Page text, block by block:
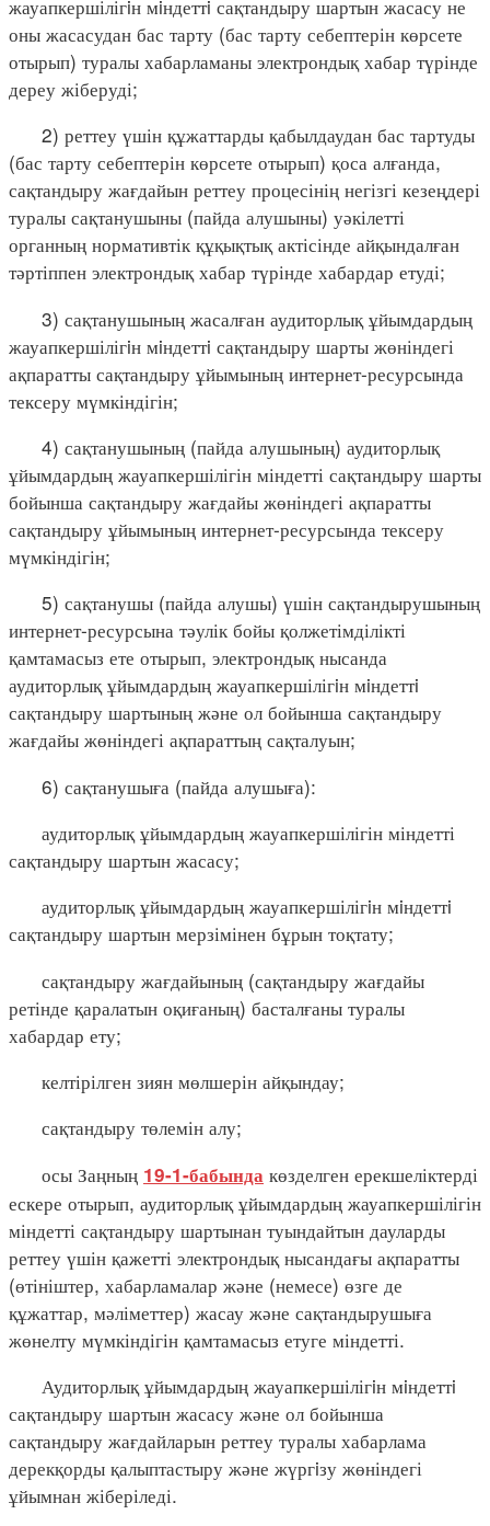
жауапкершілігiн мiндеттi сақтандыру шартын жасасу не
оны жасасудан бас тарту (бас тарту себептерін көрсете
отырып) туралы хабарламаны электрондық хабар түрінде
дереу жіберуді;
2) реттеу үшін құжаттарды қабылдаудан бас тартуды
(бас тарту себептерін көрсете отырып) қоса алғанда,
сақтандыру жағдайын реттеу процесінің негізгі кезеңдері
туралы сақтанушыны (пайда алушыны) уәкілетті
органның нормативтік құқықтық актісінде айқындалған
тәртіппен электрондық хабар түрінде хабардар етуді;
3) сақтанушының жасалған аудиторлық ұйымдардың
жауапкершілігiн мiндеттi сақтандыру шарты жөніндегі
ақпаратты сақтандыру ұйымының интернет-ресурсында
тексеру мүмкіндігін;
4) сақтанушының (пайда алушының) аудиторлық
ұйымдардың жауапкершілігін міндетті сақтандыру шарты
бойынша сақтандыру жағдайы жөніндегі ақпаратты
сақтандыру ұйымының интернет-ресурсында тексеру
мүмкіндігін;
5) сақтанушы (пайда алушы) үшін сақтандырушының
интернет-ресурсына тәулік бойы қолжетімділікті
қамтамасыз ете отырып, электрондық нысанда
аудиторлық ұйымдардың жауапкершілігiн мiндеттi
сақтандыру шартының және ол бойынша сақтандыру
жағдайы жөніндегі ақпараттың сақталуын;
6) сақтанушыға (пайда алушыға):
аудиторлық ұйымдардың жауапкершілігін міндетті
сақтандыру шартын жасасу;
аудиторлық ұйымдардың жауапкершілігiн мiндеттi
сақтандыру шартын мерзімінен бұрын тоқтату;
сақтандыру жағдайының (сақтандыру жағдайы
ретінде қаралатын оқиғаның) басталғаны туралы
хабардар ету;
келтірілген зиян мөлшерін айқындау;
сақтандыру төлемін алу;
осы Заңның 19-1-бабында көзделген ерекшеліктерді
ескере отырып, аудиторлық ұйымдардың жауапкершілігін
міндетті сақтандыру шартынан туындайтын дауларды
реттеу үшін қажетті электрондық нысандағы ақпаратты
(өтініштер, хабарламалар және (немесе) өзге де
құжаттар, мәліметтер) жасау және сақтандырушыға
жөнелту мүмкіндігін қамтамасыз етуге міндетті.
Аудиторлық ұйымдардың жауапкершілігiн мiндеттi
сақтандыру шартын жасасу және ол бойынша
сақтандыру жағдайларын реттеу туралы хабарлама
дерекқорды қалыптастыру және жүргiзу жөніндегі
ұйымнан жіберіледі.